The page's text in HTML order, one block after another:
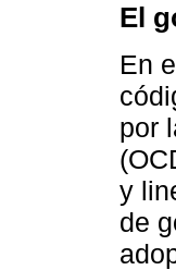
El
En
por
y
de